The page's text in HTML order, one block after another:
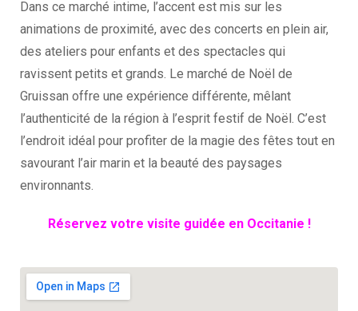
Dans ce marché intime, l’accent est mis sur les
animations de proximité, avec des concerts en plein air,
des ateliers pour enfants et des spectacles qui
ravissent petits et grands. Le marché de Noël de
Gruissan offre une expérience différente, mêlant
l’authenticité de la région à l’esprit festif de Noël. C’est
l’endroit idéal pour profiter de la magie des fêtes tout en
savourant l’air marin et la beauté des paysages
environnants.
Réservez votre visite guidée en Occitanie !